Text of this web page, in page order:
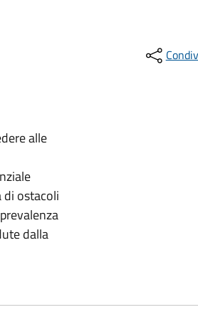
alle
di ostacoli
dalla